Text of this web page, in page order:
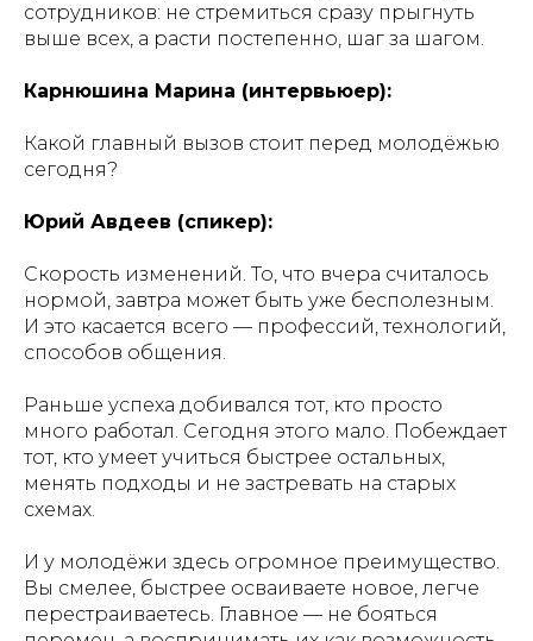
сотрудников: не стремиться сразу прыгнуть
выше всех, а расти постепенно, шаг за шагом.
Карнюшина Марина (интервьюер):
Какой главный вызов стоит перед молодёжью
сегодня?
Юрий Авдеев (спикер):
Скорость изменений. То, что вчера считалось
нормой, завтра может быть уже бесполезным.
И это касается всего — профессий, технологий,
способов общения.
Раньше успеха добивался тот, кто просто
много работал. Сегодня этого мало. Побеждает
тот, кто умеет учиться быстрее остальных,
менять подходы и не застревать на старых
схемах.
И у молодёжи здесь огромное преимущество.
Вы смелее, быстрее осваиваете новое, легче
перестраиваетесь. Главное — не бояться